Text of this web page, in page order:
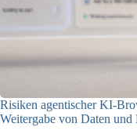
Risiken agentischer KI-
Weitergabe von Daten und